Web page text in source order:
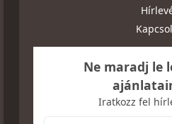
Ne maradj le
Iratkozz fel